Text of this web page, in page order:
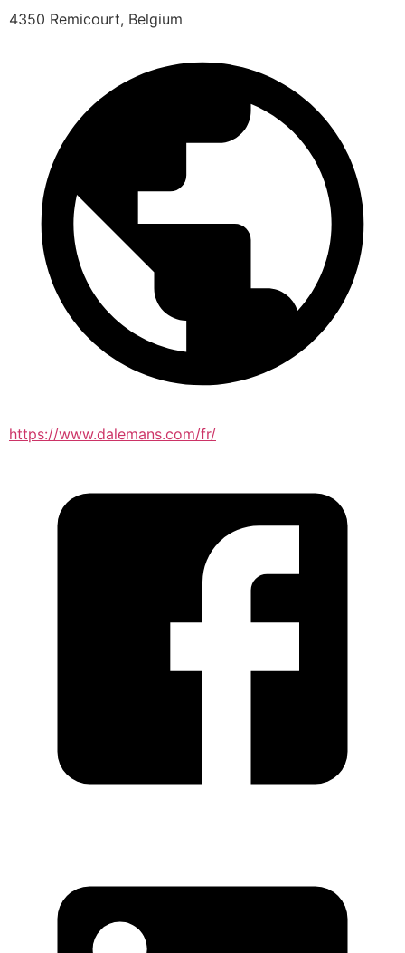
4350 Remicourt, Belgium
https://www.dalemans.com/fr/